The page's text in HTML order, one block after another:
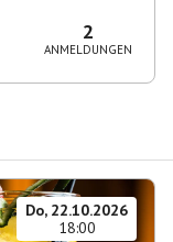
2
ANMELDUNGEN
Do, 22.10.2026
18:00